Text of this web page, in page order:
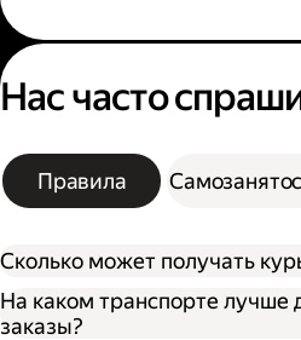
Нас часто
Правила
Сколько может получать
На каком транспорте лучше
заказы?